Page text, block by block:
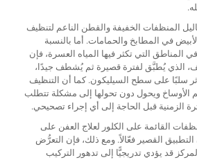
المنظفات الخفيفة والقطن الناعم لتنظيف
في المطابخ والحمامات. أما بالنسبة
المناطق التي تكثر فيها المياه العسرة، فإن
الذي يُطبَّق لفترة قصيرة ثم يُشطف جيدًا،
سلبًا على سطح السيليكون. كما أن التنظيف
الأوساخ ويحول دون تحولها إلى مشكلة تتطلب
الزمنية قبل الحاجة إلى أي إجراء تصحيحي.
القائمة على الكلور لعلاج العفن على
القصير فعّالاً. ومع ذلك، فإن التعرُّض
قد يؤدي تدريجيًّا إلى تدهور التركيب